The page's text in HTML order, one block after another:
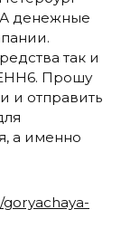
денежные
так и
Прошу
и отправить
а именно